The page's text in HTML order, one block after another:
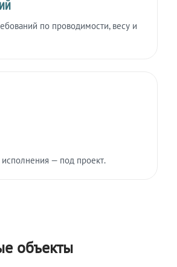
по проводимости, весу и
исполнения — под проект.
объекты